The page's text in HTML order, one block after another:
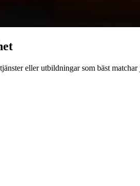
eller utbildningar som bäst